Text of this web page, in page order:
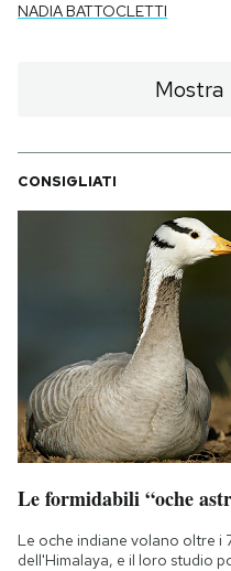
NADIA BATTOCLETTI
Mostra
CONSIGLIATI
Le formidabili “oche
Le oche indiane volano oltre i
dell'Himalaya, e il loro studio